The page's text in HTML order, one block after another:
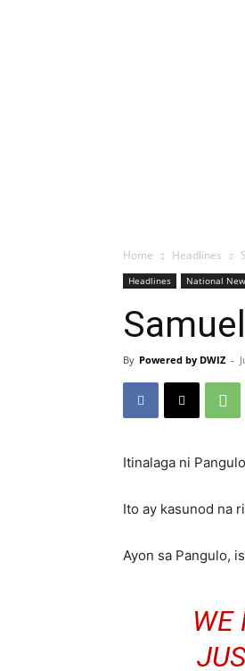
Home Headlines
Headlines National
By Powered by DWIZ -
Itinalaga ni
Ito ay kasunod na
Ayon sa Pangulo,
WE